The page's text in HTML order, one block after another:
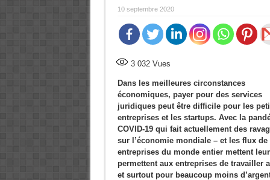
10 septembre 2020
3 032Vues
Dans les meilleures circonstances
économiques, payer pour des services
juridiques peut être difficile pour les
entreprises et les startups. Avec la
COVID-19 qui fait actuellement des
sur l’économie mondiale – et les flux
entreprises du monde entier mettent
permettent aux entreprises de travailler
et surtout pour beaucoup moins